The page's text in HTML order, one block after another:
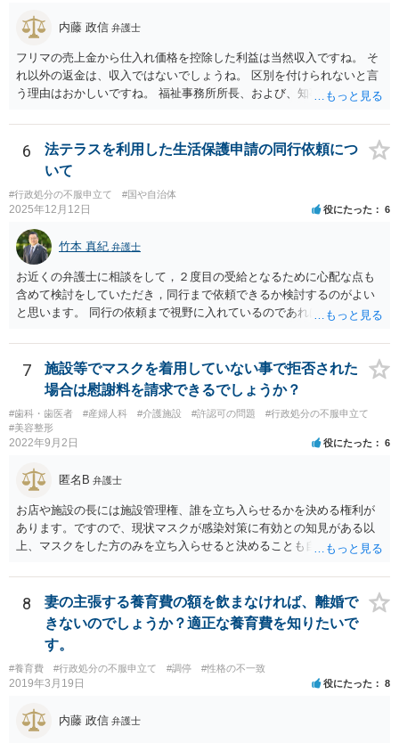
内藤 政信 弁護士
フリマの売上金から仕入れ価格を控除した利益は当然収入ですね。 そ
れ以外の返金は、収入ではないでしょうね。 区別を付けられないと言
う理由はおかしいですね。 福祉事務所所長、および、知事、および、
でしょう。
6
法テラスを利用した生活保護申請の同行依頼につ
いて
#行政処分の不服申立て #国や自治体
2025年12月12日 役にたった 6
竹本 真紀 弁護士
お近くの弁護士に相談をして，２度目の受給となるために心配な点も
含めて検討をしていただき，同行まで依頼できるか検討するのがよい
と思います。 同行の依頼まで視野に入れているのであれば，お近くの
7
施設等でマスクを着用していない事で拒否された
場合は慰謝料を請求できるでしょうか？
#歯科・歯医者 #産婦人科 #介護施設 #許認可の問題
#行政処分の不服申立て
#美容整形
2022年9月2日 役にたった 6
匿名B 弁護士
お店や施設の長には施設管理権、誰を立ち入らせるかを決める権利が
あります。ですので、現状マスクが感染対策に有効との知見がある以
上、マスクをした方のみを立ち入らせると決めることも自由であり、
など公益的な側面のある業種ですと、公衆浴場法など各種業法で定め
られた理由以外での利用拒否は禁止されていますし、公の施設でもマ
スクなしだけでの利用拒否は問題となりえますが、民間のお店に対し
ては慰謝料の請求は認められないと考えられます。
8
妻の主張する養育費の額を飲まなければ、離婚で
きないのでしょうか？適正な養育費を知りたいで
す。
#養育費 #行政処分の不服申立て #調停 #性格の不一致
2019年3月19日 役にたった 8
内藤 政信 弁護士